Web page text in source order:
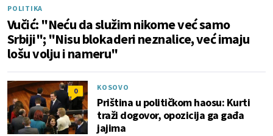
POLITIKA
Vučić: "Neću da služim nikome već samo
Srbiji"; "Nisu blokaderi neznalice, već imaju
lošu volju i nameru"
0 KOSOVO
Priština u političkom haosu: Kurti
traži dogovor, opozicija ga gađa
jajima